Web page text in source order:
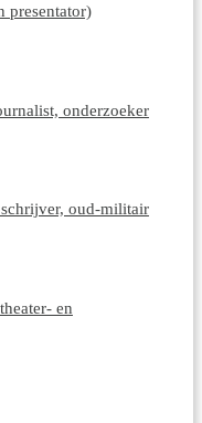
presentator)
onderzoeker
oud-militair
en